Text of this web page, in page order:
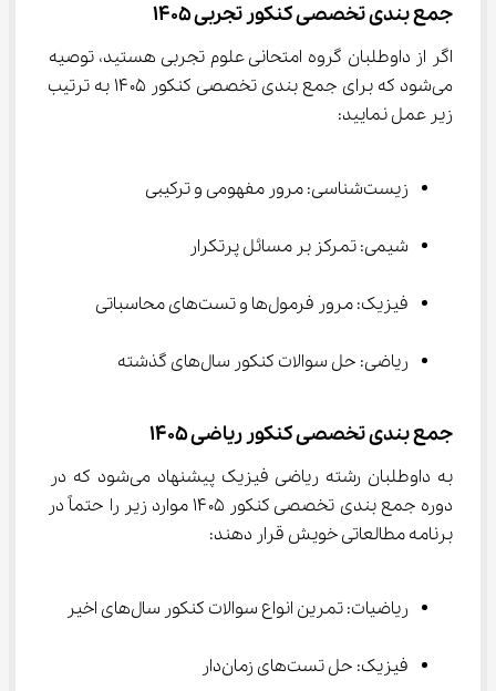
جمع بندی تخصصی کنکور تجربی 1405
اگر از داوطلبان گروه امتحانی علوم تجربی هستید، توصیه
می‌شود که برای جمع بندی تخصصی کنکور ۱۴۰۵ به ترتیب
زیر عمل نمایید:
زیست‌شناسی: مرور مفهومی و ترکیبی
شیمی: تمرکز بر مسائل پرتکرار
فیزیک: مرور فرمول‌ها و تست‌های محاسباتی
ریاضی‌: حل سوالات کنکور سال‌های گذشته
جمع بندی تخصصی کنکور ریاضی 1405
به داوطلبان رشته ریاضی فیزیک پیشنهاد می‌شود که در
دوره جمع بندی تخصصی کنکور ۱۴۰۵ موارد زیر را حتماً در
برنامه مطالعاتی خویش قرار دهند:
ریاضیات: تمرین انواع سوالات کنکور سال‌های اخیر
فیزیک: حل تست‌های زمان‌دار